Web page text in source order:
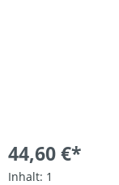
44,60 €*
Inhalt: 1